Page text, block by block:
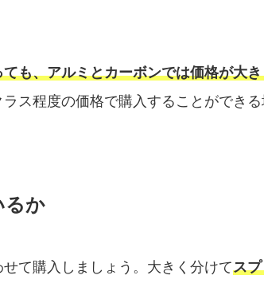
も、アルミとカーボンでは価格が大
ス程度の価格で購入することができ
るか
て購入しましょう。大きく分けてス